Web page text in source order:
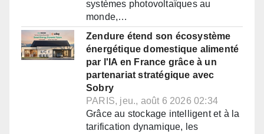
systèmes photovoltaïques au
monde,…
Zendure étend son écosystème
énergétique domestique alimenté
par l'IA en France grâce à un
partenariat stratégique avec
Sobry
PARIS, jeu., août 6 2026 02:34
Grâce au stockage intelligent et à la
tarification dynamique, les